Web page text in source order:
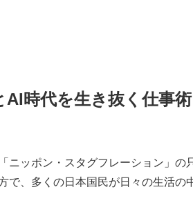
時代を生き抜く仕事術
ニッポン・スタグフレーション」の
で、多くの日本国民が日々の生活の